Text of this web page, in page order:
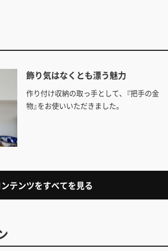
飾り気はなくとも漂う魅力
作り付け収納の取っ手として、『把手の金
物』をお使いいただきました。
テンツをすべてを見る